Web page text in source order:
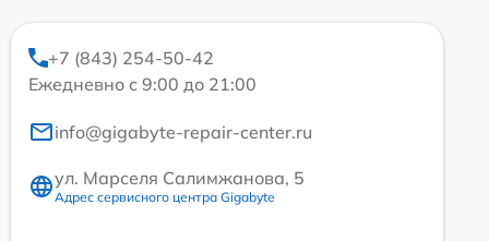
+7 (843) 254-50-42
Ежедневно с 9:00 до 21:00
info@gigabyte-repair-center.ru
ул. Марселя Салимжанова, 5
Адрес сервисного центра Gigabyte